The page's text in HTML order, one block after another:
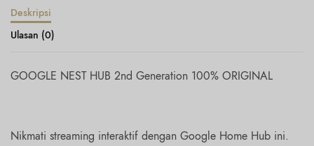
Deskripsi
Ulasan (0)
GOOGLE NEST HUB 2nd Generation 100% ORIGINAL
Nikmati streaming interaktif dengan Google Home Hub ini.